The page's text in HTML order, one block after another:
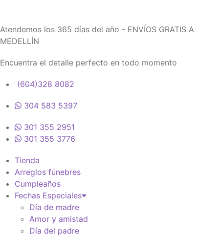
Atendemos los 365 días del año - ENVÍOS GRATIS A
MEDELLÍN
Encuentra el detalle perfecto en todo momento
(604)328 8082
304 583 5397
301 355 2951
301 355 3776
Tienda
Arreglos fúnebres
Cumpleaños
Fechas Especiales
Día de madre
Amor y amistad
Día del padre